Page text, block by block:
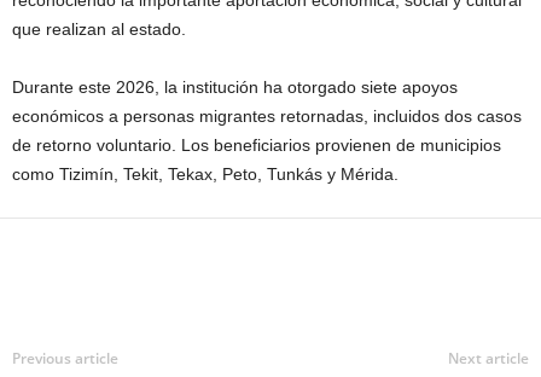
que realizan al estado.
Durante este 2026, la institución ha otorgado siete apoyos
económicos a personas migrantes retornadas, incluidos dos casos
de retorno voluntario. Los beneficiarios provienen de municipios
como Tizimín, Tekit, Tekax, Peto, Tunkás y Mérida.
Previous article Next article